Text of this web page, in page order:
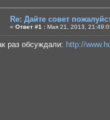
Re: Дайте совет
« Ответ #1 : Мая 21, 2013,
раз обсуждали: http://